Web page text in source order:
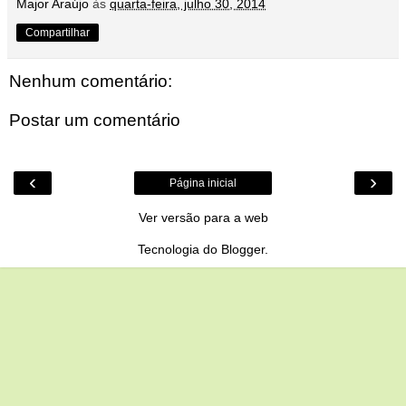
Major Araújo às quarta-feira, julho 30, 2014
Compartilhar
Nenhum comentário:
Postar um comentário
‹ ›
Página inicial
Ver versão para a web
Tecnologia do Blogger.